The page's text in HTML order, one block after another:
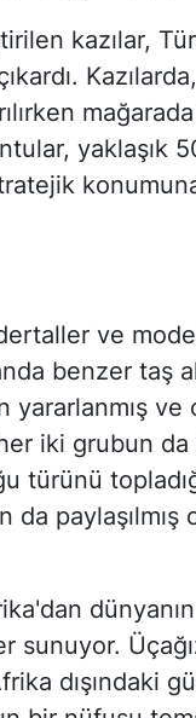
kazılar,
yaklaşık
ve
benzer taş
yararlanmış
iki grubun
türünü
da
dışındaki